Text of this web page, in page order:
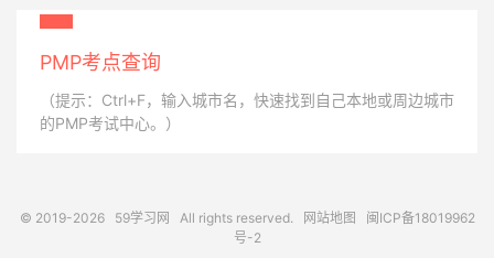
PMP考点查询
（提示：Ctrl+F，输入城市名，快速找到自己本地或周边城市
的PMP考试中心。）
© 2019-2026 59学习网 All rights reserved. 网站地图
闽ICP备18019962
号-2